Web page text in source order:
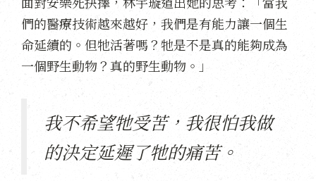
們的醫療技術越來越好，我們是有能力讓一個生
命延續的。但牠活著嗎？牠是不是真的能夠成為
一個野生動物？真的野生動物。」
我不希望牠受苦，我很怕我做
的決定延遲了牠的痛苦。